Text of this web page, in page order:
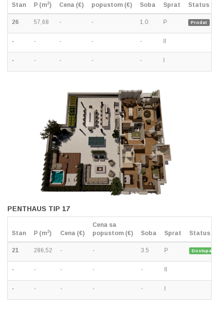
Stan P (m2) Cena (€)
popustom (€)
Soba Sprat Status
26 57,68 - - 1.0 P Prodat
- - - - - II
- - - - - I
PENTHAUS TIP 17
Stan P (m2) Cena (€)
Cena sa
popustom (€)
Soba Sprat Status
21 286,52 - - 3.5 P Dostupan
- - - - - II
- - - - - I